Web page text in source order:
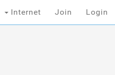
Internet Join Login